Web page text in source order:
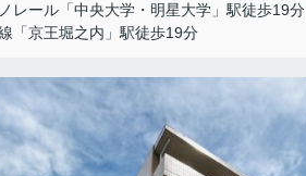
レール「中央大学・明星大学」駅徒歩19分
「京王堀之内」駅徒歩19分